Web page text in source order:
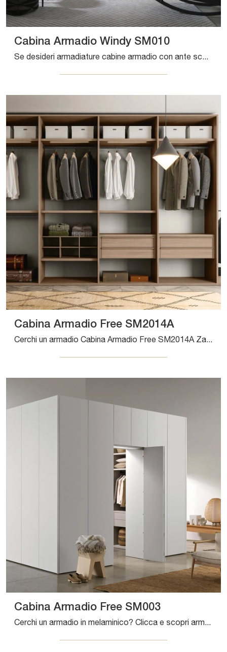
Cabina Armadio Windy SM010
Se desideri armadiature cabine armadio con ante scorrevoli, clicca e scopri l'armadio Cabina Armadio Windy SM010 di Zalf in melaminico.
Cabina Armadio Free SM2014A
Cerchi un armadio Cabina Armadio Free SM2014A Zalf? Clicca subito! Gli armadi cabine armadio con ante scorrevoli ti attendono.
Cabina Armadio Free SM003
Cerchi un armadio in melaminico? Clicca e scopri armadiature cabine armadio con ante battenti di Zalf.